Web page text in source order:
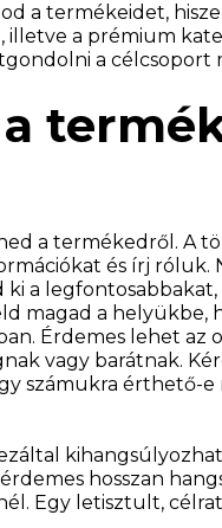
a termékeidet,
a prémium
a célcsoport
a termékedről. A
és írj
a
magad a helyükbe,
Érdemes lehet az
vagy barátnak.
számukra érthető-e
hosszan
Egy letisztult,